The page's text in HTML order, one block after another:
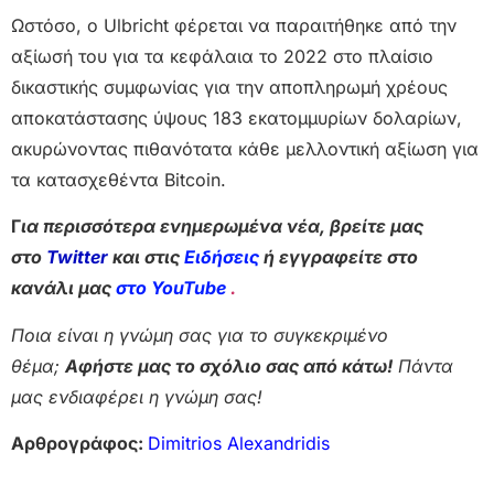
Ωστόσο, ο Ulbricht φέρεται να παραιτήθηκε από την
αξίωσή του για τα κεφάλαια το 2022 στο πλαίσιο
δικαστικής συμφωνίας για την αποπληρωμή χρέους
αποκατάστασης ύψους 183 εκατομμυρίων δολαρίων,
ακυρώνοντας πιθανότατα κάθε μελλοντική αξίωση για
τα κατασχεθέντα Bitcoin.
Για περισσότερα ενημερωμένα νέα, βρείτε μας
στο Twitter και στις Ειδήσεις ή εγγραφείτε στο
κανάλι μας στο YouTube .
Ποια είναι η γνώμη σας για το συγκεκριμένο
θέμα; Αφήστε μας το σχόλιο σας από κάτω! Πάντα
μας ενδιαφέρει η γνώμη σας!
Αρθρογράφος: Dimitrios Alexandridis